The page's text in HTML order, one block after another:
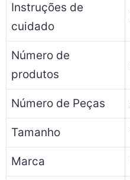
Instruções de
cuidado
Número de
produtos
Número de Peças
Tamanho
Marca